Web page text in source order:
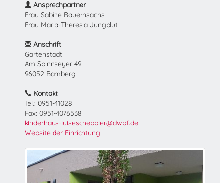
Ansprechpartner
Frau Sabine Bauernsachs
Frau Maria-Theresia Jungblut
Anschrift
Gartenstadt
Am Spinnseyer 49
96052 Bamberg
Kontakt
Tel.: 0951-41028
Fax: 0951-4076538
kinderhaus-luisescheppler@dwbf.de
Website der Einrichtung